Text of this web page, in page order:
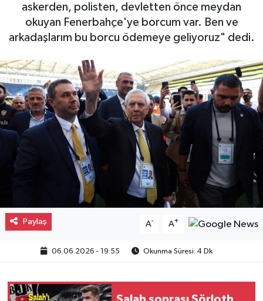
askerden, polisten, devletten önce meydan
okuyan Fenerbahçe'ye borcum var. Ben ve
arkadaşlarım bu borcu ödemeye geliyoruz" dedi.
Paylaş A- A+
06.06.2026 - 19:55 Okunma Süresi: 4 Dk
Magazin
Gayrimenkul
Spor
Eğitim